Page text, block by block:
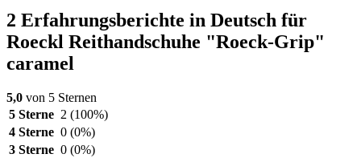
2 Erfahrungsberichte in Deutsch für
Roeckl Reithandschuhe "Roeck-Grip"
caramel
5,0 von 5 Sternen
5 Sterne 2 (100%)
4 Sterne 0 (0%)
3 Sterne 0 (0%)